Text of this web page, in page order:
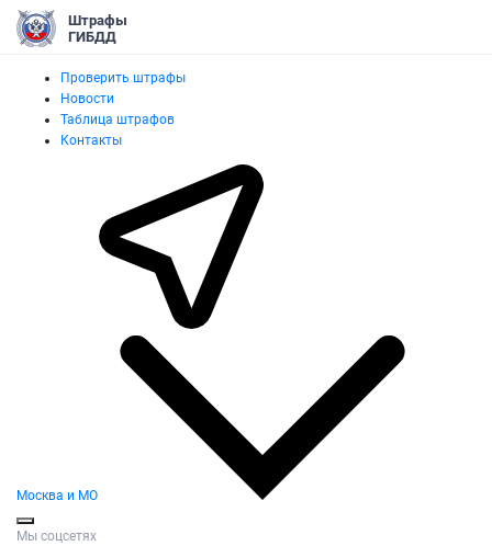
Штрафы
ГИБДД
Проверить штрафы
Новости
Таблица штрафов
Контакты
Москва и МО
Мы соцсетях